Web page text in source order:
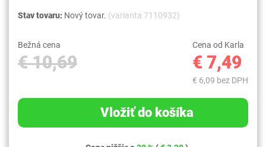
Stav tovaru: Nový tovar. (varianta 7110932)
Bežná cena
€ 10,69
Cena od Karla
€ 7,49
€ 6,09 bez DPH
Vložiť do košíka